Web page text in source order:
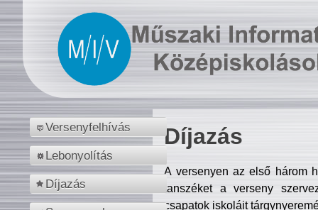
Versenyfelhívás
Lebonyolítás
Díjazás
Díjazás
A versenyen az első három
tanszéket a verseny
csapatok iskoláit